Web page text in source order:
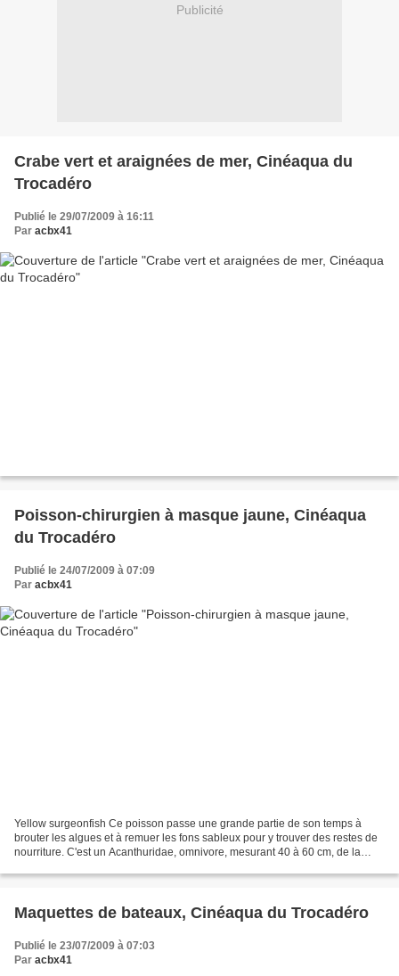
Publicité
Crabe vert et araignées de mer, Cinéaqua du
Trocadéro
Publié le 29/07/2009 à 16:11
Par acbx41
Poisson-chirurgien à masque jaune, Cinéaqua
du Trocadéro
Publié le 24/07/2009 à 07:09
Par acbx41
Yellow surgeonfish Ce poisson passe une grande partie de son temps à
brouter les algues et à remuer les fons sableux pour y trouver des restes de
nourriture. C'est un Acanthuridae, omnivore, mesurant 40 à 60 cm, de la
Maquettes de bateaux, Cinéaqua du Trocadéro
Publié le 23/07/2009 à 07:03
Par acbx41